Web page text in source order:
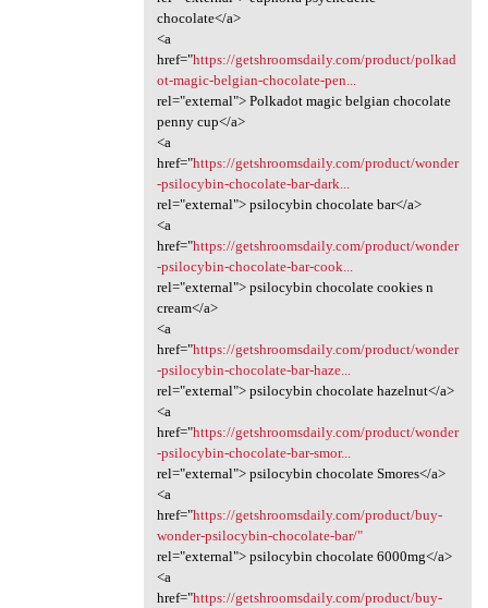
chocolate</a>
<a
href="https://getshroomsdaily.com/product/polkad
ot-magic-belgian-chocolate-pen...
rel="external"> Polkadot magic belgian chocolate
penny cup</a>
<a
href="https://getshroomsdaily.com/product/wonder
-psilocybin-chocolate-bar-dark...
rel="external"> psilocybin chocolate bar</a>
<a
href="https://getshroomsdaily.com/product/wonder
-psilocybin-chocolate-bar-cook...
rel="external"> psilocybin chocolate cookies n
cream</a>
<a
href="https://getshroomsdaily.com/product/wonder
-psilocybin-chocolate-bar-haze...
rel="external"> psilocybin chocolate hazelnut</a>
<a
href="https://getshroomsdaily.com/product/wonder
-psilocybin-chocolate-bar-smor...
rel="external"> psilocybin chocolate Smores</a>
<a
href="https://getshroomsdaily.com/product/buy-
wonder-psilocybin-chocolate-bar/"
rel="external"> psilocybin chocolate 6000mg</a>
<a
href="https://getshroomsdaily.com/product/buy-